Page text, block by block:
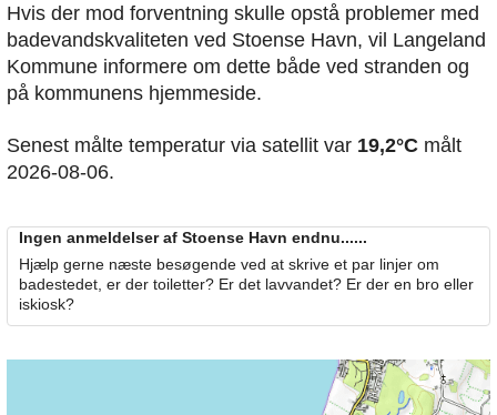
Hvis der mod forventning skulle opstå problemer med
badevandskvaliteten ved Stoense Havn, vil Langeland
Kommune informere om dette både ved stranden og
på kommunens hjemmeside.
Senest målte temperatur via satellit var 19,2°C målt
2026-08-06.
Ingen anmeldelser af Stoense Havn endnu......
Hjælp gerne næste besøgende ved at skrive et par linjer om
badestedet, er der toiletter? Er det lavvandet? Er der en bro eller
iskiosk?